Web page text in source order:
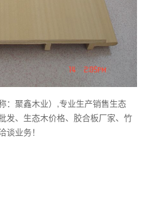
：聚鑫木业）,专业生产销售生态
发、生态木价格、胶合板厂家、竹
业务！